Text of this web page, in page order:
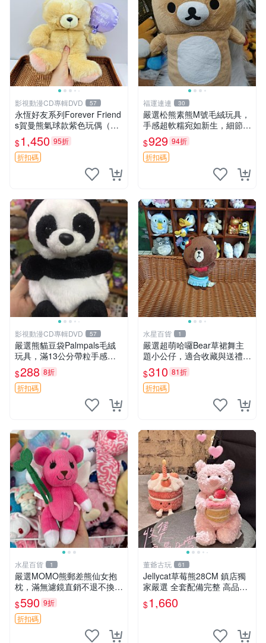
影視動漫CD專輯DVD 57
永恆好友系列Forever Friend
s賀曼熊氣球款紫色玩偶（鼻
子稍有磨損） 中古玩具 氣球
熊 玩偶
$1,450 95折
折扣碼
福運連連 30
嚴選松熊素熊M號毛絨玩具，
手感超軟糯宛如新生，細節精
緻完美無瑕，推薦送禮或珍
藏，中古狀態保養得宜。 松
熊 素熊 毛絨doll
$929 94折
折扣碼
影視動漫CD專輯DVD 57
嚴選熊貓豆袋Palmpals毛絨
玩具，滿13公分帶粒手感極
佳，電影主題周邊推薦 熊貓
Palmpals 毛絨玩具 豆袋 劇場
版周邊
$288 8折
折扣碼
水星百貨 1
嚴選超萌哈囉Bear草裙舞主
題小公仔，適合收藏與送禮 1
00 克 哈囉Bear 草裙舞
$310 81折
折扣碼
水星百貨 1
嚴選MOMO熊郵差熊仙女抱
枕，滿無濾鏡直銷不退不換
經典造型可愛必備 紅薯啵啵
間抱枕 抱枕 時尚
$590 9折
折扣碼
董爺古玩 61
Jellycat草莓熊28CM 鎮店獨
家嚴選 全套配備完整 高品質
收藏好物 紋章 玩具熊 定制熊
$1,660